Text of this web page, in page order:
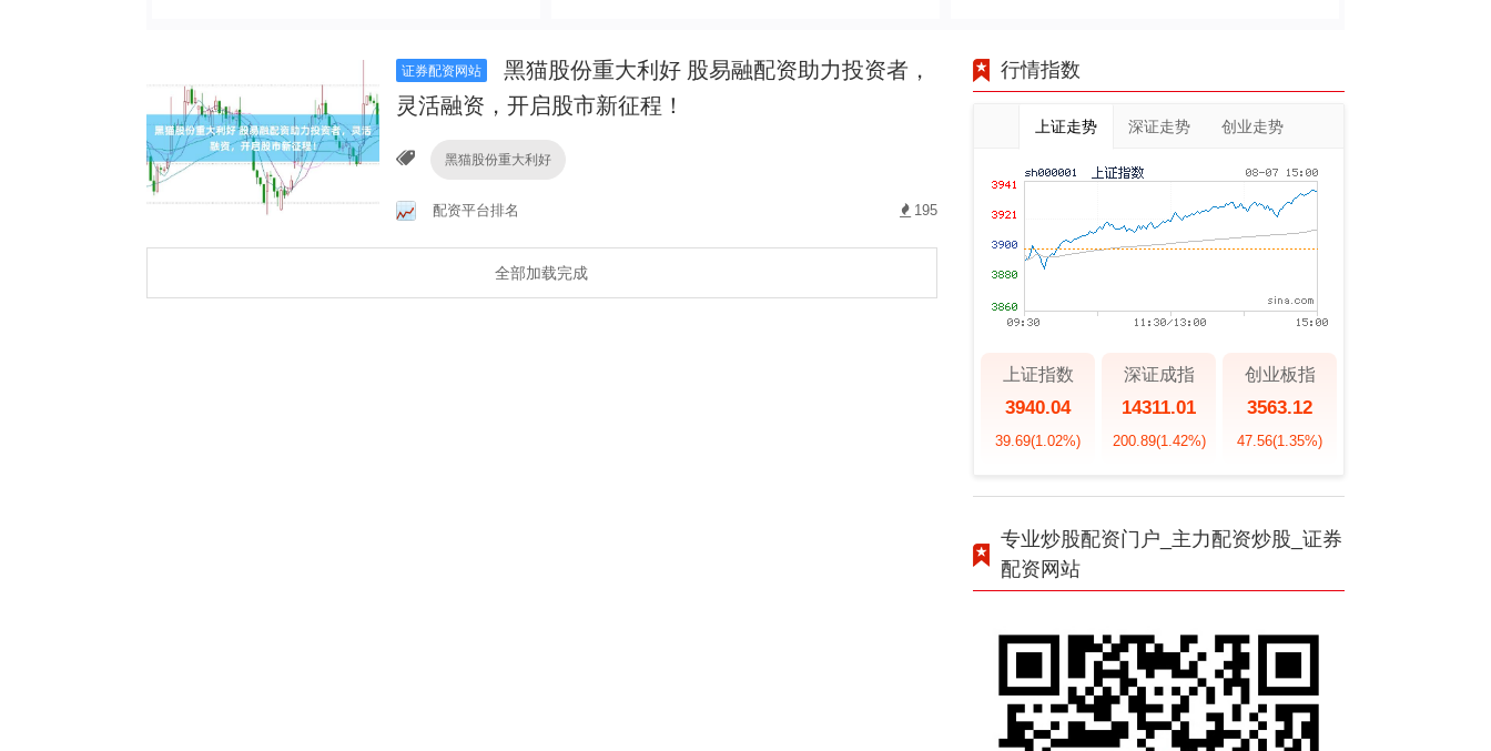
证券配资网站
黑猫股份重大利好 股易融配资助力投资者，
灵活融资，开启股市新征程！
黑猫股份重大利好
配资平台排名 195
全部加载完成
行情指数
上证走势 深证走势 创业走势
上证指数
3940.04
39.69(1.02%)
深证成指
14311.01
200.89(1.42%)
创业板指
3563.12
47.56(1.35%)
专业炒股配资门户_主力配资炒股_证券
配资网站